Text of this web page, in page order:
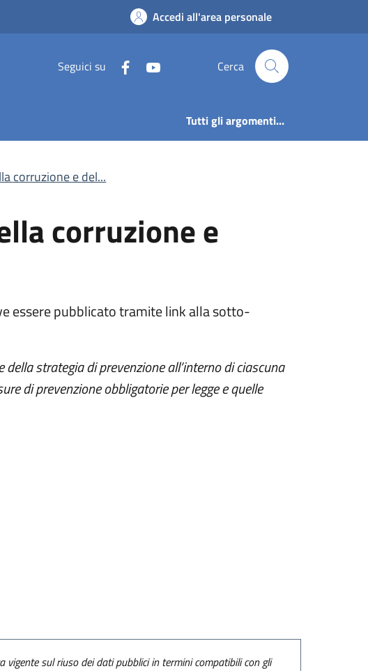
corruzione e della
Accedi all'area personale
Seguici su Cerca
Tutti gli argomenti...
corruzione e del...
corruzione e
essere pubblicato tramite link alla sotto-
strategia di prevenzione all’interno di ciascuna
di prevenzione obbligatorie per legge e quelle
sul riuso dei dati pubblici in termini compatibili con gli